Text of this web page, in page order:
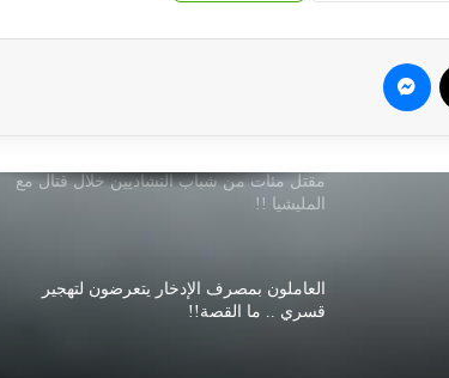
مقتل مئات من شباب التشاديين خلال قتال مع
المليشيا !!
العاملون بمصرف الإدخار يتعرضون لتهجير
قسري .. ما القصة!!